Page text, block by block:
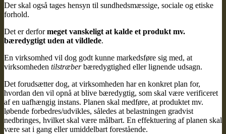
Der skal også tages hensyn til sundhedsmæssige, sociale og etiske
forhold.
Det er derformeget vanskeligt at kalde et produkt mv.
bæredygtigt uden at vildlede.
En virksomhed vil dog godt kunne markedsføre sig med, at
virksomheden tilstræberbæredygtighed eller lignende udsagn.
Det forudsætter dog, at virksomheden har en konkret plan for,
hvordan den vil opnå at blive bæredygtig, som skal være verificeret
af en uafhængig instans. Planen skal medføre, at produktet mv.
løbende forbedres/udvikles, således at belastningen gradvist
nedbringes, hvilket skal være målbart. En effektuering af planen skal
være sat i gang eller umiddelbart forestående.